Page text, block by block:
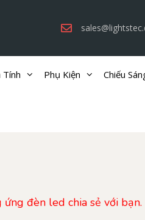
Tính Phụ Kiện Chiếu
đèn led chia sẻ với